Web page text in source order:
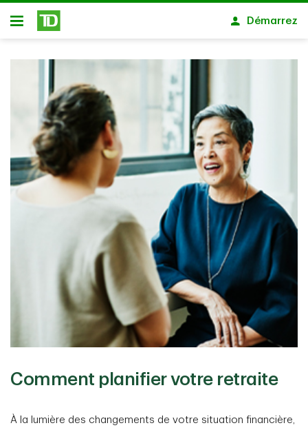
Passer au contenu principal
Ouvert
Démarrez
Comment planifier votre retraite
À la lumière des changements de votre situation financière,